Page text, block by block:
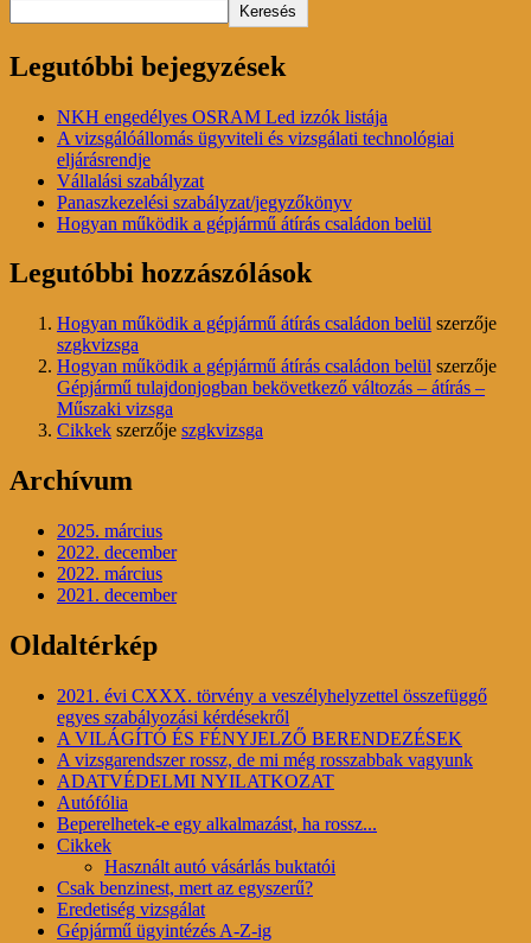
Keresés
Legutóbbi bejegyzések
NKH engedélyes OSRAM Led izzók listája
A vizsgálóállomás ügyviteli és vizsgálati technológiai
eljárásrendje
Vállalási szabályzat
Panaszkezelési szabályzat/jegyzőkönyv
Hogyan működik a gépjármű átírás családon belül
Legutóbbi hozzászólások
Hogyan működik a gépjármű átírás családon belül szerzője
szgkvizsga
Hogyan működik a gépjármű átírás családon belül szerzője
Gépjármű tulajdonjogban bekövetkező változás – átírás –
Műszaki vizsga
Cikkek szerzője szgkvizsga
Archívum
2025. március
2022. december
2022. március
2021. december
Oldaltérkép
2021. évi CXXX. törvény a veszélyhelyzettel összefüggő
egyes szabályozási kérdésekről
A VILÁGÍTÓ ÉS FÉNYJELZŐ BERENDEZÉSEK
A vizsgarendszer rossz, de mi még rosszabbak vagyunk
ADATVÉDELMI NYILATKOZAT
Autófólia
Beperelhetek-e egy alkalmazást, ha rossz...
Cikkek
Használt autó vásárlás buktatói
Csak benzinest, mert az egyszerű?
Eredetiség vizsgálat
Gépjármű ügyintézés A-Z-ig